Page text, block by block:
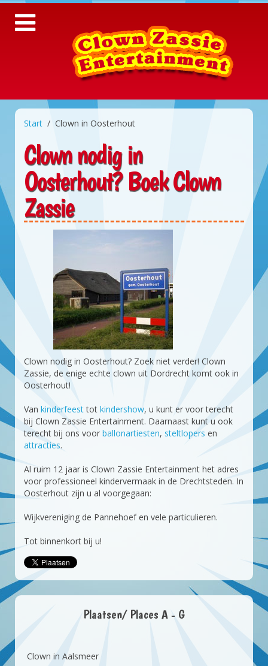
Start Clown in Oosterhout
Clown nodig in
Oosterhout? Boek Clown
Zassie
Clown nodig in Oosterhout? Zoek niet verder! Clown
Zassie, de enige echte clown uit Dordrecht komt ook in
Oosterhout!
Van kinderfeesttot kindershow, u kunt er voor terecht
bij Clown Zassie Entertainment. Daarnaast kunt u ook
terecht bij ons voor ballonartiesten, steltlopers en
attracties.
Al ruim 12 jaar is Clown Zassie Entertainment het adres
voor professioneel kindervermaak in de Drechtsteden. In
Oosterhout zijn u al voorgegaan:
Wijkvereniging de Pannehoef en vele particulieren.
Tot binnenkort bij u!
Plaatsen/ Places A - G
Clown in Aalsmeer